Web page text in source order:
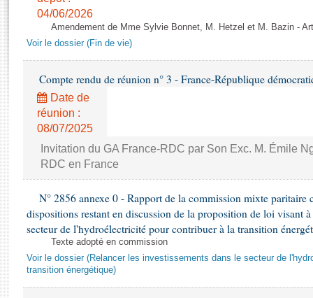
Rapports d'information
Rapports sur l'application des lois
Baromètre de l’application des lois
Dossiers législatifs
Budget et sécurité sociale
Comptes rendus des débats
Anciennes législatures
Liens vers les sites publics
04/06/2026
Amendement de Mme Sylvie Bonnet, M. Hetzel et M. Bazin -
Voir le dossier (Fin de vie)
Compte rendu de réunion n° 3 - France-République
Date de
réunion :
08/07/2025
Invitation du GA France-RDC par Son Exc. M. Émile
RDC en France
N° 2856 annexe 0 - Rapport de la commission mixte paritaire
dispositions restant en discussion de la proposition de loi visant
secteur de l'hydroélectricité pour contribuer à la transition
Texte adopté en commission
Voir le dossier (Relancer les investissements dans le secteur de
transition énergétique)